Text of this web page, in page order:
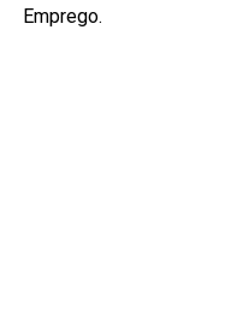
Emprego.